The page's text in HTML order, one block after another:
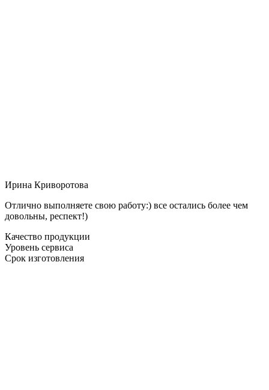
Ирина Криворотова
Отлично выполняете свою работу:) все остались более чем
довольны, респект!)
Качество продукции
Уровень сервиса
Срок изготовления